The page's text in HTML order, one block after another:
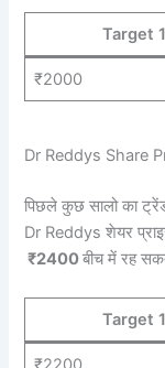
Target 1
₹2000
Dr Reddys Share
पिछले कुछ सालो का
Dr Reddys शेयर
₹2400बीच में रह
Target 1